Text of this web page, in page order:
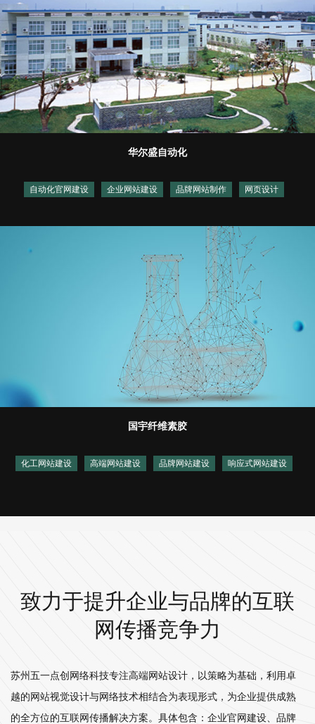
华尔盛自动化
自动化官网建设 企业网站建设 品牌网站制作 网页设计
国宇纤维素胶
化工网站建设 高端网站建设 品牌网站建设 响应式网站建设
致力于提升企业与品牌的互联
网传播竞争力
苏州五一点创网络科技专注高端网站设计，以策略为基础，利用卓
越的网站视觉设计与网络技术相结合为表现形式，为企业提供成熟
的全方位的互联网传播解决方案。具体包含：企业官网建设、品牌